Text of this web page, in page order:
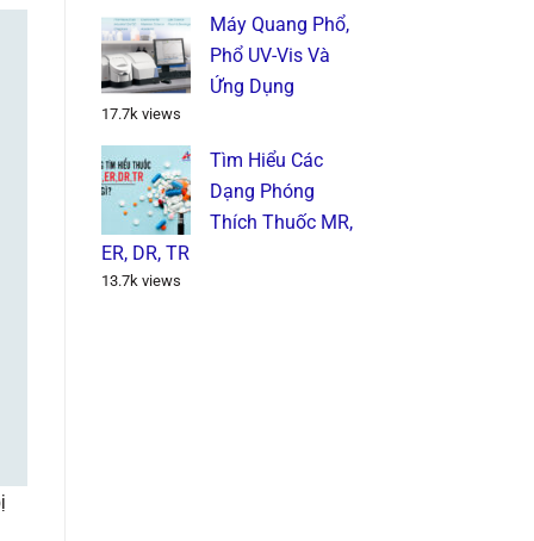
Máy Quang Phổ,
Phổ UV-Vis Và
Ứng Dụng
17.7k views
Tìm Hiểu Các
Dạng Phóng
Thích Thuốc MR,
ER, DR, TR
13.7k views